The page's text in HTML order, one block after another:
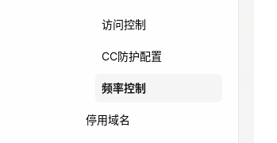
访问控制
CC防护配置
频率控制
停用域名